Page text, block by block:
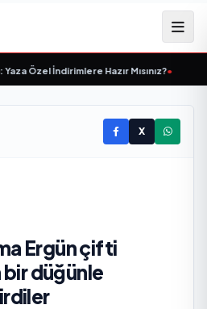
İndirimlere Hazır Mısınız?• BİM'in 26
X
Ergün çifti
düğünle